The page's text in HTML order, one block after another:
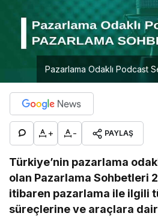
Pazarlama Odaklı Podcast
+ - PAYLAŞ
Türkiye’nin pazarlama
olan Pazarlama Sohbetleri
itibaren pazarlama ile ilgili
süreçlerine ve araçlara